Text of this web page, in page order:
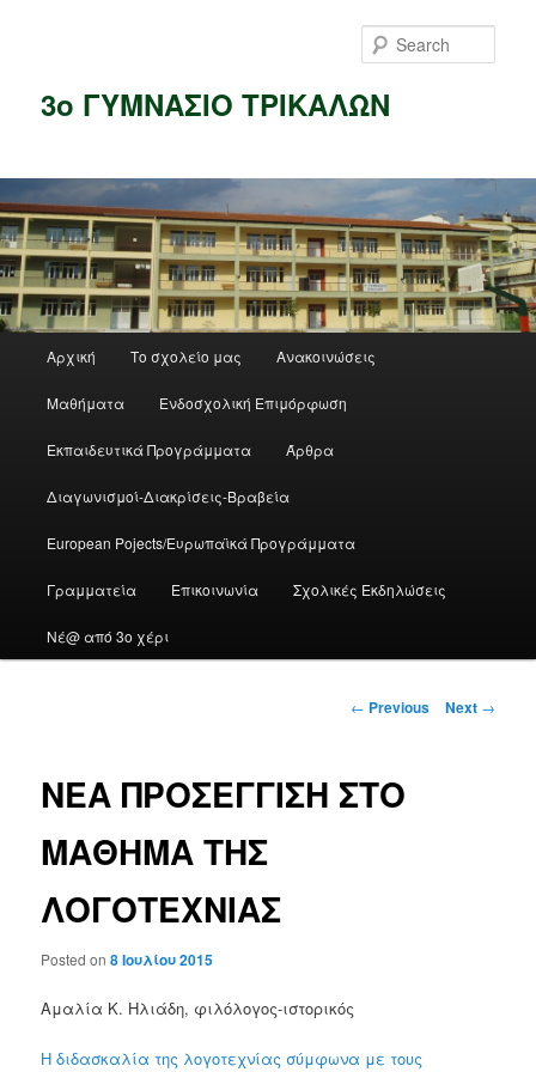
3ο ΓΥΜΝΑΣΙΟ ΤΡΙΚΑΛΩΝ
Αρχική Το σχολείο μας Ανακοινώσεις
Μαθήματα Ενδοσχολική Επιμόρφωση
Εκπαιδευτικά Προγράμματα Άρθρα
Διαγωνισμοί-Διακρίσεις-Βραβεία
European Pojects/Ευρωπαϊκά Προγράμματα
Γραμματεία Επικοινωνία Σχολικές Εκδηλώσεις
Νέ@ από 3ο χέρι
Post
← Previous Next →
ΝΕΑ ΠΡΟΣΕΓΓΙΣΗ ΣΤΟ
ΜΑΘΗΜΑ ΤΗΣ
ΛΟΓΟΤΕΧΝΙΑΣ
Posted on8 Ιουλίου 2015
Αμαλία Κ. Ηλιάδη, φιλόλογος-ιστορικός
Η διδασκαλία της λογοτεχνίας σύμφωνα με τους